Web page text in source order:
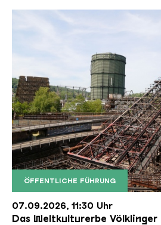
ÖFFENTLICHE FÜHRUNG
Der Erzschrägaufzug der
Copyright: Weltkulturerbe
07.09.2026, 11:30 Uhr
Das Weltkulturerbe Völklinger